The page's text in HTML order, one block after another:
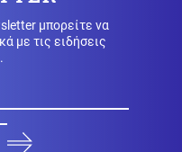
42χρονο μοτοσικλετιστή
Πεζικού στη Λάπηθο
μπορείτε να
με τις ειδήσεις